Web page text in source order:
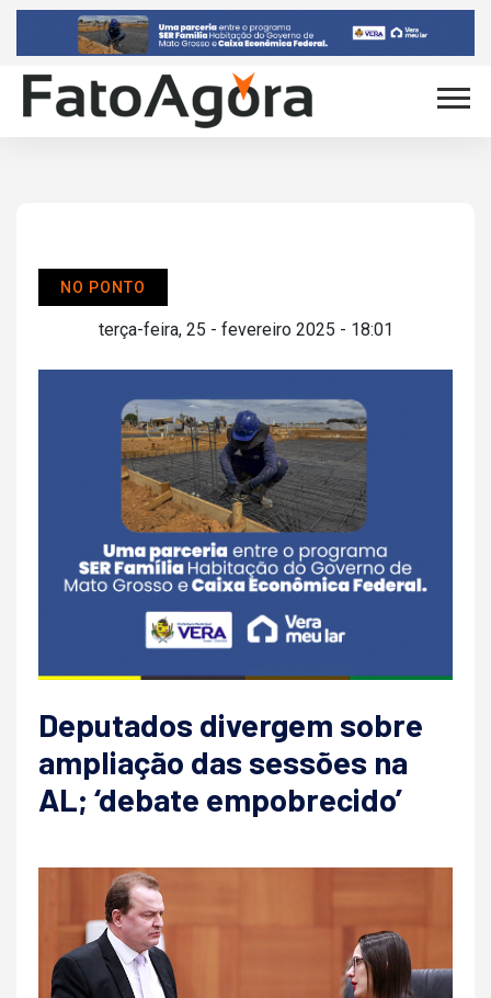
NO PONTO
terça-feira, 25 - fevereiro 2025 - 18:01
Deputados divergem sobre
ampliação das sessões na
AL; ‘debate empobrecido’